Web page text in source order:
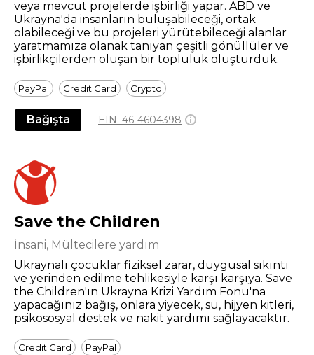
veya mevcut projelerde işbirliği yapar. ABD ve
Ukrayna'da insanların buluşabileceği, ortak
olabileceği ve bu projeleri yürütebileceği alanlar
yaratmamıza olanak tanıyan çeşitli gönüllüler ve
işbirlikçilerden oluşan bir topluluk oluşturduk.
PayPal Credit Card Crypto
Bağışta EIN: 46-4604398
Save the Children
İnsani, Mültecilere yardım
Ukraynalı çocuklar fiziksel zarar, duygusal sıkıntı
ve yerinden edilme tehlikesiyle karşı karşıya. Save
the Children'ın Ukrayna Krizi Yardım Fonu'na
yapacağınız bağış, onlara yiyecek, su, hijyen kitleri,
psikososyal destek ve nakit yardımı sağlayacaktır.
Credit Card PayPal